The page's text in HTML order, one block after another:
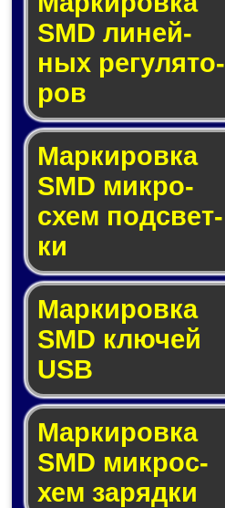
SMD ли­ней­
ных ре­гу­ля­то­
ров
Маркировка
SMD мик­ро­
схем под­свет­
ки
Маркировка
SMD клю­чей
USB
Маркировка
SMD мик­рос­
хем за­ряд­ки